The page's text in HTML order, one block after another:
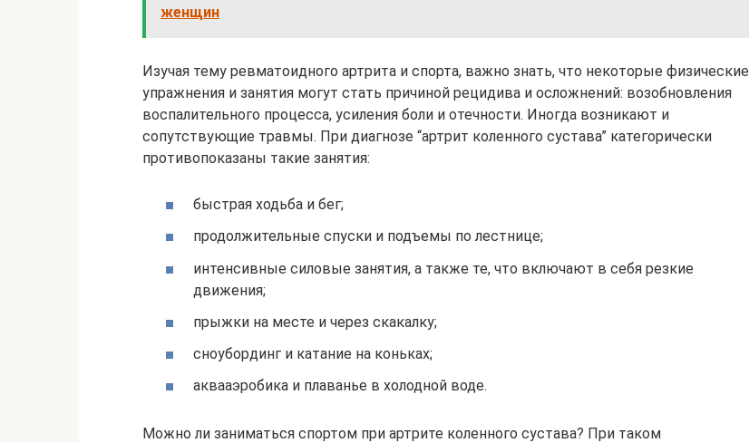
женщин
Изучая тему ревматоидного артрита и спорта, важно знать, что некоторые физические
упражнения и занятия могут стать причиной рецидива и осложнений: возобновления
воспалительного процесса, усиления боли и отечности. Иногда возникают и
сопутствующие травмы. При диагнозе “артрит коленного сустава” категорически
противопоказаны такие занятия:
быстрая ходьба и бег;
продолжительные спуски и подъемы по лестнице;
интенсивные силовые занятия, а также те, что включают в себя резкие
движения;
прыжки на месте и через скакалку;
сноубординг и катание на коньках;
аквааэробика и плаванье в холодной воде.
Можно ли заниматься спортом при артрите коленного сустава? При таком